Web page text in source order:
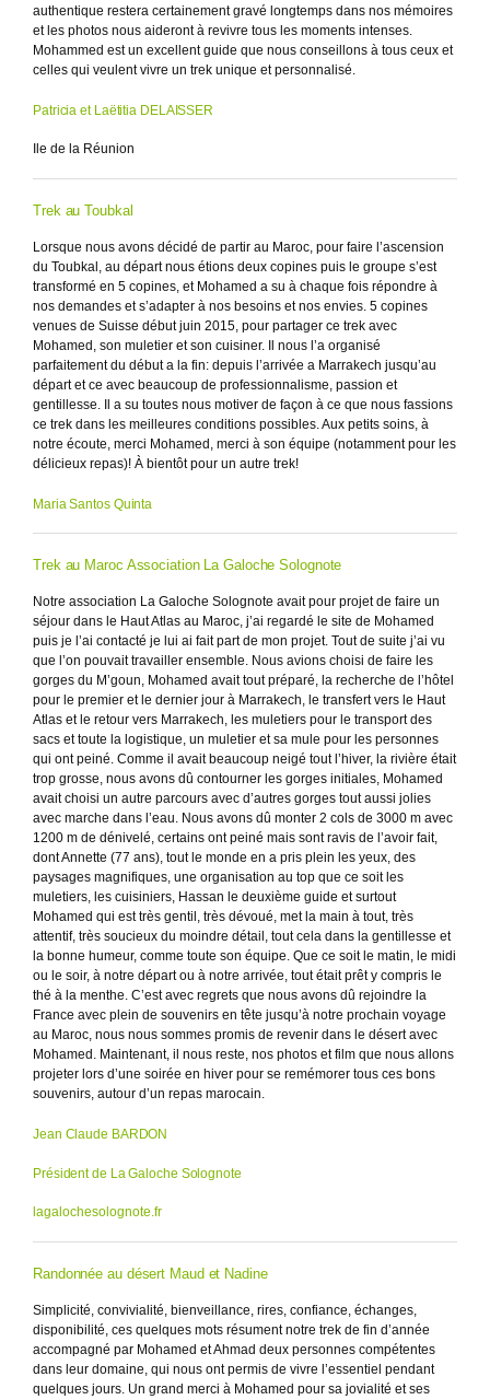
authentique restera certainement gravé longtemps dans nos mémoires
et les photos nous aideront à revivre tous les moments intenses.
Mohammed est un excellent guide que nous conseillons à tous ceux et
celles qui veulent vivre un trek unique et personnalisé.
Patricia et Laëtitia DELAISSER
Ile de la Réunion
Trek au Toubkal
Lorsque nous avons décidé de partir au Maroc, pour faire l’ascension
du Toubkal, au départ nous étions deux copines puis le groupe s’est
transformé en 5 copines, et Mohamed a su à chaque fois répondre à
nos demandes et s’adapter à nos besoins et nos envies. 5 copines
venues de Suisse début juin 2015, pour partager ce trek avec
Mohamed, son muletier et son cuisiner. Il nous l’a organisé
parfaitement du début a la fin: depuis l’arrivée a Marrakech jusqu’au
départ et ce avec beaucoup de professionnalisme, passion et
gentillesse. Il a su toutes nous motiver de façon à ce que nous fassions
ce trek dans les meilleures conditions possibles. Aux petits soins, à
notre écoute, merci Mohamed, merci à son équipe (notamment pour les
délicieux repas)! À bientôt pour un autre trek!
Maria Santos Quinta
Trek au Maroc Association La Galoche Solognote
Notre association La Galoche Solognote avait pour projet de faire un
séjour dans le Haut Atlas au Maroc, j’ai regardé le site de Mohamed
puis je l’ai contacté je lui ai fait part de mon projet. Tout de suite j’ai vu
que l’on pouvait travailler ensemble. Nous avions choisi de faire les
gorges du M’goun, Mohamed avait tout préparé, la recherche de l’hôtel
pour le premier et le dernier jour à Marrakech, le transfert vers le Haut
Atlas et le retour vers Marrakech, les muletiers pour le transport des
sacs et toute la logistique, un muletier et sa mule pour les personnes
qui ont peiné. Comme il avait beaucoup neigé tout l’hiver, la rivière était
trop grosse, nous avons dû contourner les gorges initiales, Mohamed
avait choisi un autre parcours avec d’autres gorges tout aussi jolies
avec marche dans l’eau. Nous avons dû monter 2 cols de 3000 m avec
1200 m de dénivelé, certains ont peiné mais sont ravis de l’avoir fait,
dont Annette (77 ans), tout le monde en a pris plein les yeux, des
paysages magnifiques, une organisation au top que ce soit les
muletiers, les cuisiniers, Hassan le deuxième guide et surtout
Mohamed qui est très gentil, très dévoué, met la main à tout, très
attentif, très soucieux du moindre détail, tout cela dans la gentillesse et
la bonne humeur, comme toute son équipe. Que ce soit le matin, le midi
ou le soir, à notre départ ou à notre arrivée, tout était prêt y compris le
thé à la menthe. C’est avec regrets que nous avons dû rejoindre la
France avec plein de souvenirs en tête jusqu’à notre prochain voyage
au Maroc, nous nous sommes promis de revenir dans le désert avec
Mohamed. Maintenant, il nous reste, nos photos et film que nous allons
projeter lors d’une soirée en hiver pour se remémorer tous ces bons
souvenirs, autour d’un repas marocain.
Jean Claude BARDON
Président de La Galoche Solognote
lagalochesolognote.fr
Randonnée au désert Maud et Nadine
Simplicité, convivialité, bienveillance, rires, confiance, échanges,
disponibilité, ces quelques mots résument notre trek de fin d’année
accompagné par Mohamed et Ahmad deux personnes compétentes
dans leur domaine, qui nous ont permis de vivre l’essentiel pendant
quelques jours. Un grand merci à Mohamed pour sa jovialité et ses